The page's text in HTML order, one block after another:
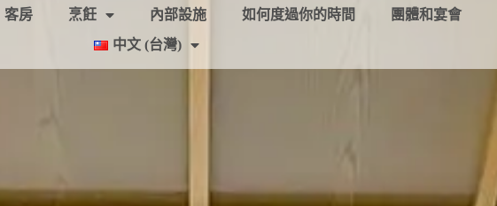
客房 烹飪 內部設施 如何度過你的時間 團體和宴會
中文 (台灣)